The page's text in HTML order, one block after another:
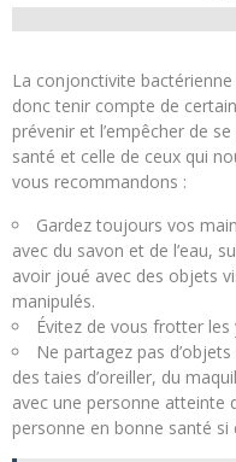
La conjonctivite
donc tenir compte de
prévenir et l’empêcher de
santé et celle de ceux qui
vous recommandons :
Gardez toujours vos
avec du savon et de l’eau,
avoir joué avec des objets
manipulés.
Évitez de vous frotter
Ne partagez pas
des taies d’oreiller, du
avec une personne atteinte
personne en bonne santé si